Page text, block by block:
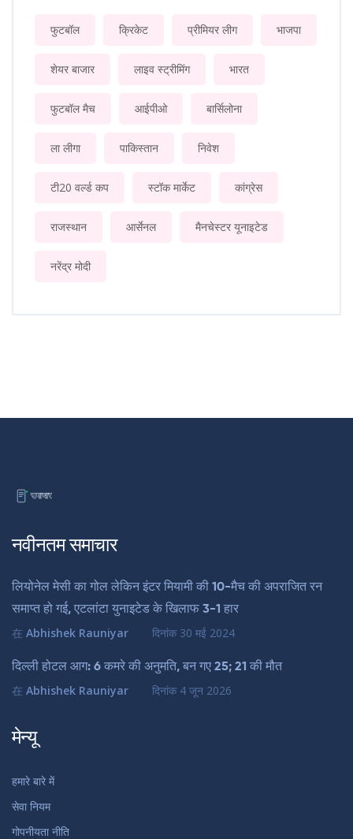
फुटबॉल क्रिकेट प्रीमियर लीग भाजपा
शेयर बाजार लाइव स्ट्रीमिंग भारत
फुटबॉल मैच आईपीओ बार्सिलोना
ला लीगा पाकिस्तान निवेश
टी20 वर्ल्ड कप स्टॉक मार्केट कांग्रेस
राजस्थान आर्सेनल मैनचेस्टर यूनाइटेड
नरेंद्र मोदी
नवीनतम समाचार
लियोनेल मेसी का गोल लेकिन इंटर मियामी की 10-मैच की अपराजित रन
समाप्त हो गई, एटलांटा युनाइटेड के खिलाफ 3-1 हार
在 Abhishek Rauniyar दिनांक 30 मई 2024
दिल्ली होटल आग: 6 कमरे की अनुमति, बन गए 25; 21 की मौत
在 Abhishek Rauniyar दिनांक 4 जून 2026
मेन्यू
हमारे बारे में
सेवा नियम
गोपनीयता नीति